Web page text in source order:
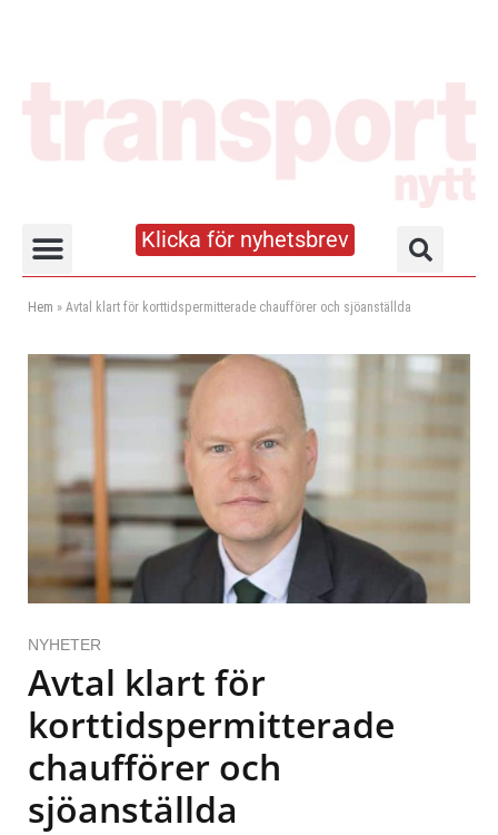
Klicka för nyhetsbrev
Hem » Avtal klart för korttidspermitterade chaufförer och sjöanställda
NYHETER
Avtal klart för
korttidspermitterade
chaufförer och
sjöanställda